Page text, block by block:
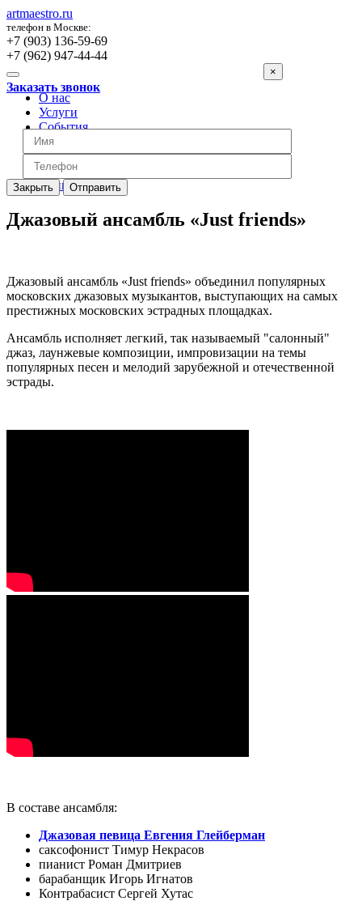
artmaestro.ru
телефон в Москве:
+7 (903) 136-59-69
+7 (962) 947-44-44
Заказать звонок
×
Закрыть Отправить
О нас
Услуги
События
Вопросы
Отзывы
Обратная связь
Цены
Джазовый ансамбль «Just friends»
Джазовый ансамбль «Just friends» объединил популярных
московских джазовых музыкантов, выступающих на самых
престижных московских эстрадных площадках.
Ансамбль исполняет легкий, так называемый "салонный"
джаз, лаунжевые композиции, импровизации на темы
популярных песен и мелодий зарубежной и отечественной
эстрады.
В составе ансамбля:
Джазовая певица Евгения Глейберман
саксофонист Тимур Некрасов
пианист Роман Дмитриев
барабанщик Игорь Игнатов
Контрабасист Сергей Хутас